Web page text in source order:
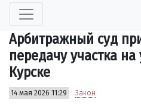
Арбитражный суд
передачу участка
Курске
14 мая 2026 11:29 Закон